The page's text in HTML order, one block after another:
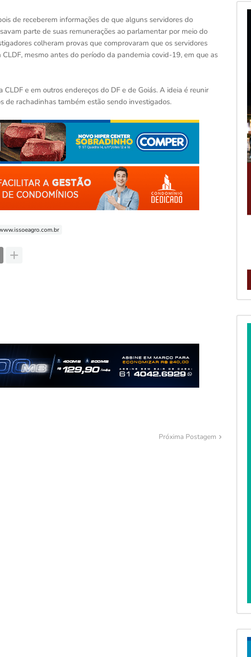
de receberem informações de que alguns servidores do
parte de suas remunerações ao parlamentar por meio do
colheram provas que comprovaram que os servidores
mesmo antes do período da pandemia covid-19, em que as
e em outros endereços do DF e de Goiás. A ideia é reunir
de rachadinhas também estão sendo investigados.
Próxima Postagem